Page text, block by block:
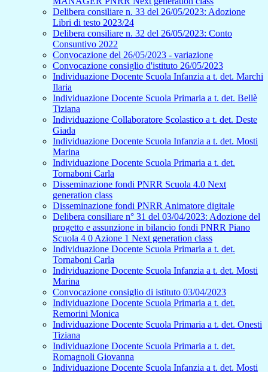
Delibera consiliare n. 33 del 26/05/2023: Adozione
Libri di testo 2023/24
Delibera consiliare n. 32 del 26/05/2023: Conto
Consuntivo 2022
Convocazione del 26/05/2023 - variazione
Convocazione consiglio d'istituto 26/05/2023
Individuazione Docente Scuola Infanzia a t. det. Marchi
Ilaria
Individuazione Docente Scuola Primaria a t. det. Bellè
Tiziana
Individuazione Collaboratore Scolastico a t. det. Deste
Giada
Individuazione Docente Scuola Infanzia a t. det. Mosti
Marina
Individuazione Docente Scuola Primaria a t. det.
Tornaboni Carla
Disseminazione fondi PNRR Scuola 4.0 Next
generation class
Disseminazione fondi PNRR Animatore digitale
Delibera consiliare n° 31 del 03/04/2023: Adozione del
progetto e assunzione in bilancio fondi PNRR Piano
Scuola 4 0 Azione 1 Next generation class
Individuazione Docente Scuola Primaria a t. det.
Tornaboni Carla
Individuazione Docente Scuola Infanzia a t. det. Mosti
Marina
Convocazione consiglio di istituto 03/04/2023
Individuazione Docente Scuola Primaria a t. det.
Remorini Monica
Individuazione Docente Scuola Primaria a t. det. Onesti
Tiziana
Individuazione Docente Scuola Primaria a t. det.
Romagnoli Giovanna
Individuazione Docente Scuola Infanzia a t. det. Mosti